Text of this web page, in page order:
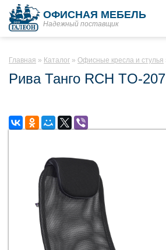
ОФИСНАЯ МЕБЕЛЬ
Надежный поставщик
Главная Каталог Офисные кресла и стулья
Рива Танго RCH TO-207